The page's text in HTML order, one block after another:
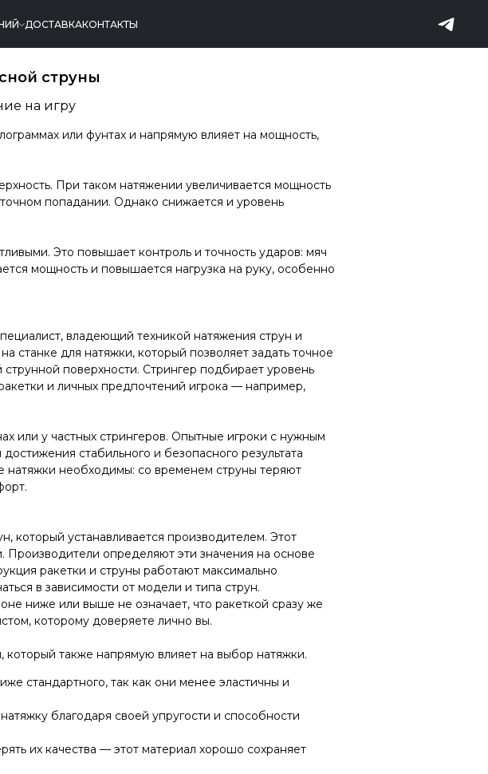
ДОСТАВКАКОНТАКТЫ
струны
на игру
или фунтах и напрямую влияет на мощность,
При таком натяжении увеличивается мощность
попадании. Однако снижается и уровень
Это повышает контроль и точность ударов: мяч
мощность и повышается нагрузка на руку, особенно
владеющий техникой натяжения струн и
для натяжки, который позволяет задать точное
поверхности. Стрингер подбирает уровень
и личных предпочтений игрока — например,
или у частных стрингеров. Опытные игроки с нужным
стабильного и безопасного результата
натяжки необходимы: со временем струны теряют
который устанавливается производителем. Этот
Производители определяют эти значения на основе
ракетки и струны работают максимально
в зависимости от модели и типа струн.
ниже или выше не означает, что ракеткой сразу же
которому доверяете лично вы.
также напрямую влияет на выбор натяжки.
стандартного, так как они менее эластичны и
благодаря своей упругости и способности
их качества — этот материал хорошо сохраняет